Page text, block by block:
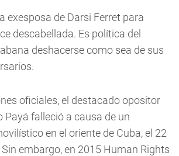
exesposa de Darsi Ferret para
descabellada. Es política del
deshacerse como sea de sus
oficiales, el destacado opositor
Payá falleció a causa de un
en el oriente de Cuba, el 22
embargo, en 2015 Human Rights